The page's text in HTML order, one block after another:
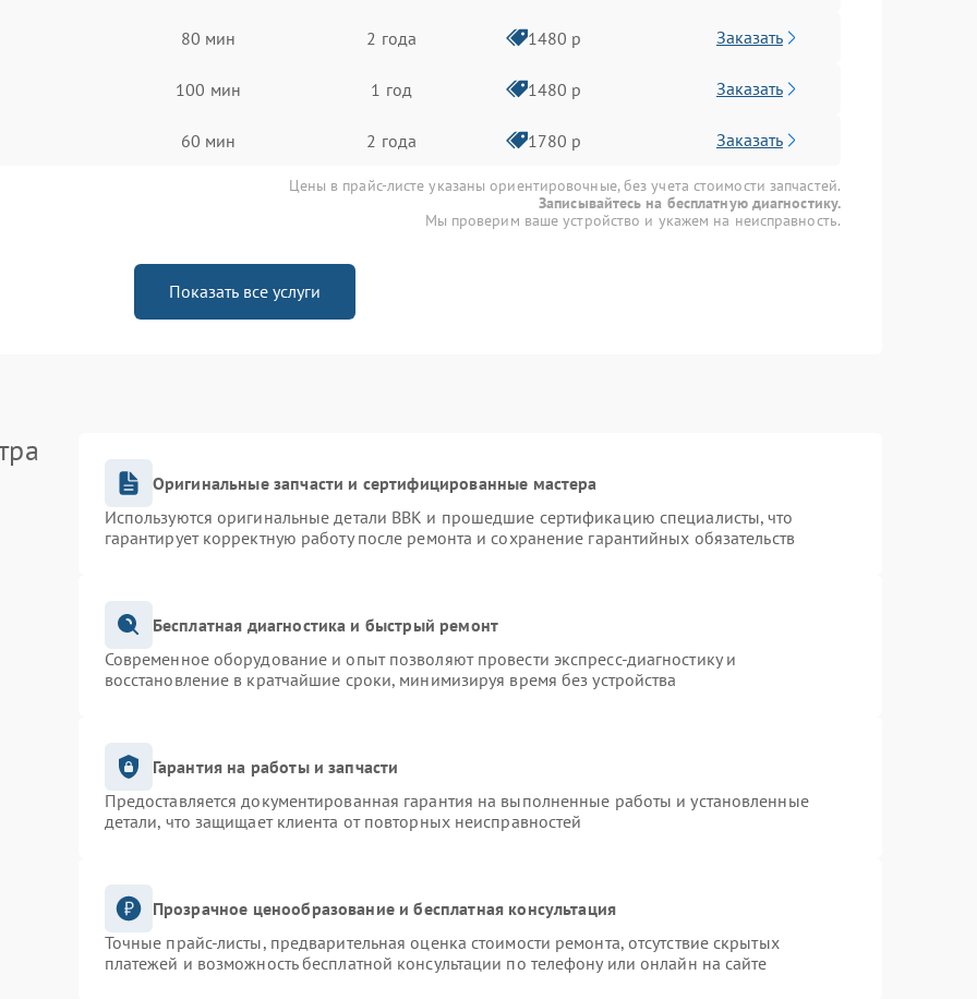
80 мин 2 года 1480 р Заказать
100 мин 1 год 1480 р Заказать
60 мин 2 года 1780 р Заказать
Цены в прайс-листе указаны ориентировочные, без учета стоимости запчастей.
Записывайтесь на бесплатную диагностику.
Мы проверим ваше устройство и укажем на неисправность.
Показать все услуги
Оригинальные запчасти и сертифицированные мастера
Используются оригинальные детали BBK и прошедшие сертификацию специалисты, что
гарантирует корректную работу после ремонта и сохранение гарантийных обязательств
Бесплатная диагностика и быстрый ремонт
Современное оборудование и опыт позволяют провести экспресс-диагностику и
восстановление в кратчайшие сроки, минимизируя время без устройства
Гарантия на работы и запчасти
Предоставляется документированная гарантия на выполненные работы и установленные
детали, что защищает клиента от повторных неисправностей
Прозрачное ценообразование и бесплатная консультация
Точные прайс-листы, предварительная оценка стоимости ремонта, отсутствие скрытых
платежей и возможность бесплатной консультации по телефону или онлайн на сайте